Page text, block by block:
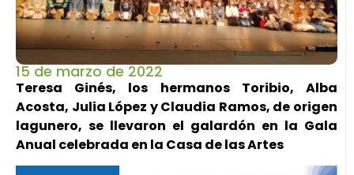
15 de marzo de 2022
Teresa Ginés, los hermanos Toribio, Alba
Acosta, Julia López y Claudia Ramos, de origen
lagunero, se llevaron el galardón en la Gala
Anual celebrada en la Casa de las Artes